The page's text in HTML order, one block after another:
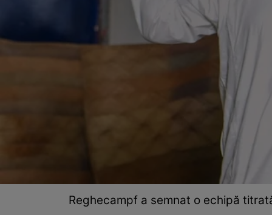
Reghecampf a semnat o echipă